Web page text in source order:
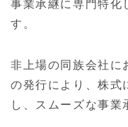
事業承継に専門特化
す。
非上場の同族会社に
の発行により、株式
し、スムーズな事業